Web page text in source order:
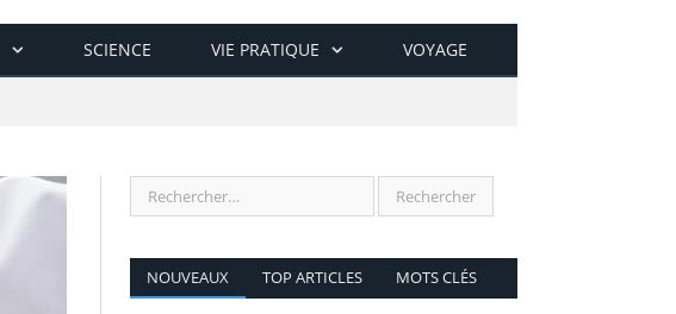
SCIENCE VIE PRATIQUE VOYAGE
NOUVEAUX TOP ARTICLES MOTS CLÉS